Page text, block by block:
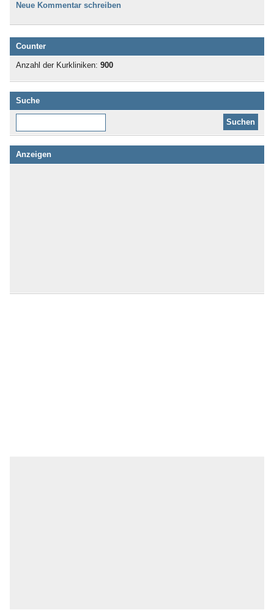
Neue Kommentar schreiben
Counter
Anzahl der Kurkliniken: 900
Suche
Anzeigen